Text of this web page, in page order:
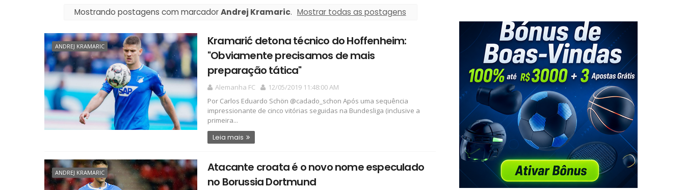
Mostrando postagens com marcadorAndrej Kramaric. Mostrar todas as postagens
ANDREJ KRAMARIC
Kramarić detona técnico do Hoffenheim:
"Obviamente precisamos de mais
preparação tática"
Alemanha FC
12/05/2019 11:48:00 AM
Por Carlos Eduardo Schön @cadado_schon Após uma sequência
impressionante de cinco vitórias seguidas na Bundesliga (inclusive a
primeira...
Leia mais
ANDREJ KRAMARIC
Atacante croata é o novo nome especulado
no Borussia Dortmund